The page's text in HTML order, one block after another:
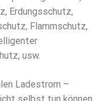
Erdungsschutz,
Flammschutz,
usw.
Ladestrom –